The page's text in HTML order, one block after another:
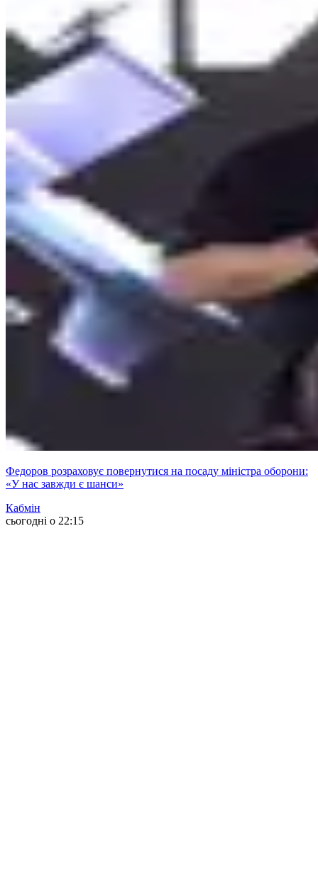
Федоров розраховує повернутися на посаду міністра оборони:
«У нас завжди є шанси»
Кабмін
сьогодні о 22:15